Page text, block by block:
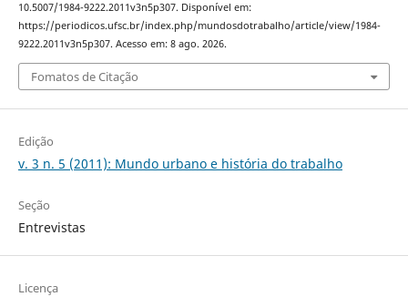
10.5007/1984-9222.2011v3n5p307. Disponível em:
https://periodicos.ufsc.br/index.php/mundosdotrabalho/article/view/1984-
9222.2011v3n5p307. Acesso em: 8 ago. 2026.
Fomatos de Citação
Edição
v. 3 n. 5 (2011): Mundo urbano e história do trabalho
Seção
Entrevistas
Licença